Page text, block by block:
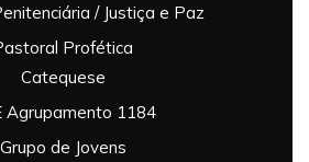
/ Justiça e Paz
Profética
Catequese
Agrupamento 1184
Grupo de Jovens